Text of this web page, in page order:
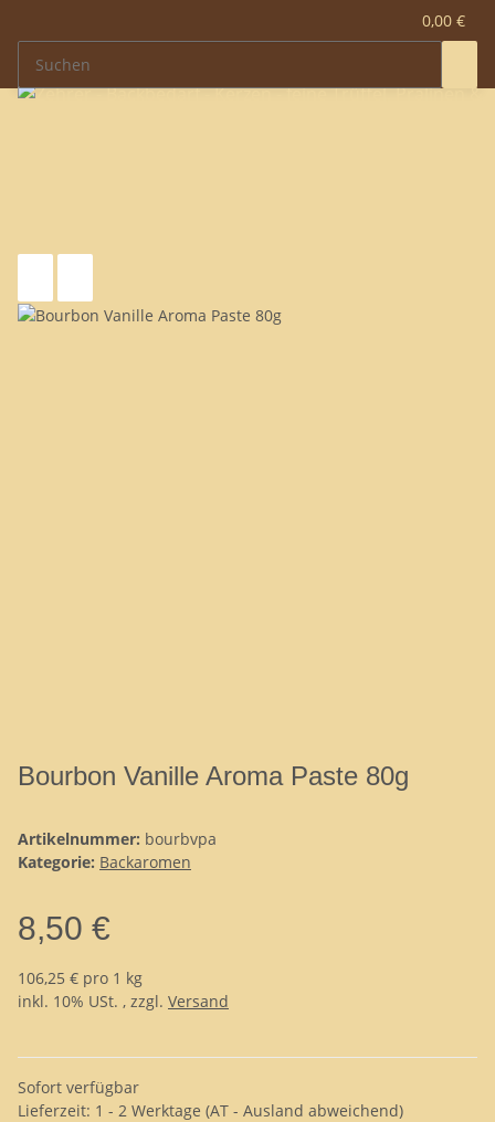
0,00 €
Bourbon Vanille Aroma Paste 80g
Artikelnummer: bourbvpa
Kategorie: Backaromen
8,50 €
106,25 € pro 1 kg
inkl. 10% USt. , zzgl. Versand
Sofort verfügbar
Lieferzeit: 1 - 2 Werktage (AT - Ausland abweichend)